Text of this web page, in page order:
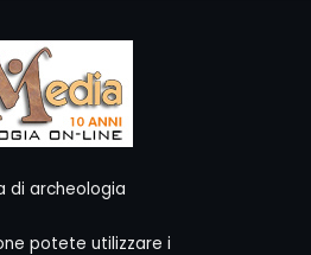
di archeologia
potete utilizzare i